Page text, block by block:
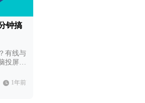
钟搞
有线与
投屏电
1年前